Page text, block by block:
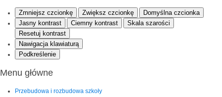
Zmniejsz czcionkę Zwiększ czcionkę
Domyślna czcionka
Jasny kontrast
Ciemny kontrast
Skala szarości
Resetuj kontrast
Nawigacja klawiaturą
Podkreślenie
Menu główne
Przebudowa i rozbudowa szkoły